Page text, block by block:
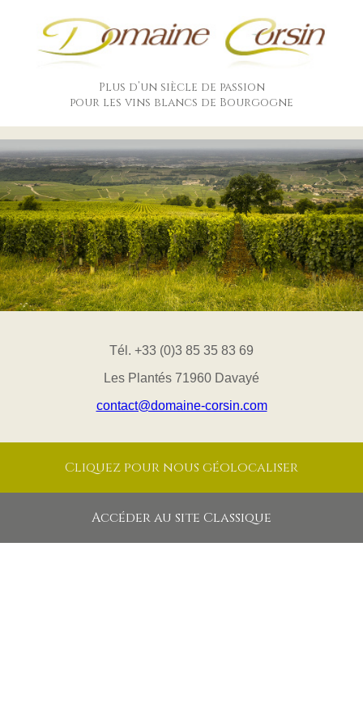
Plus d’un siècle de passion
pour les vins blancs de Bourgogne
Tél. +33 (0)3 85 35 83 69
Les Plantés 71960 Davayé
contact@domaine-corsin.com
Cliquez pour nous géolocaliser
Accéder au site Classique